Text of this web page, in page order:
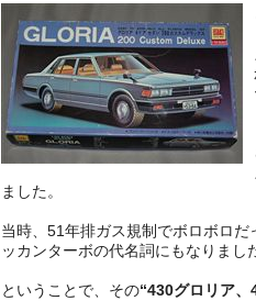
ました。
当時、51年排ガス規制でボロボロ
ッカンターボの代名詞にもなりまし
ということで、その“430グロリア、